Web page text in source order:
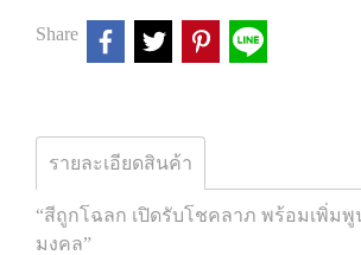
Share
รายละเอียดสินค้า
“สีถูกโฉลก เปิดรับโชคลาภ พร้อมเพิ่มพู
มงคล”